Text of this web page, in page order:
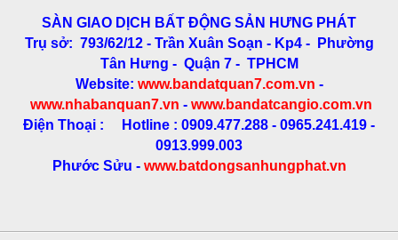
SÀN GIAO DỊCH BẤT ĐỘNG SẢN HƯNG PHÁT
Trụ sở: 793/62/12 - Trần Xuân Soạn - Kp4 - Phường
Tân Hưng - Quận 7 - TPHCM
Website: www.bandatquan7.com.vn -
www.nhabanquan7.vn - www.bandatcangio.com.vn
Điện Thoại : Hotline : 0909.477.288 - 0965.241.419 -
0913.999.003
Phước Sửu - www.batdongsanhungphat.vn